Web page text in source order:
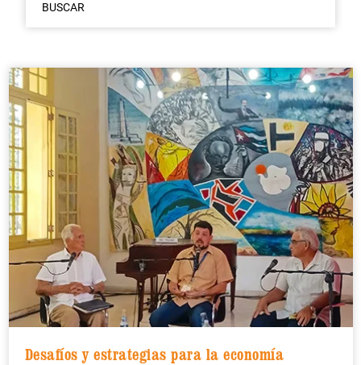
BUSCAR
Desafíos y estrategias para la economía